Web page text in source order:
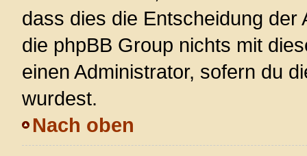
dass dies die Entscheidung
die phpBB Group nichts mit
einen Administrator, sofern du
wurdest.
Nach oben